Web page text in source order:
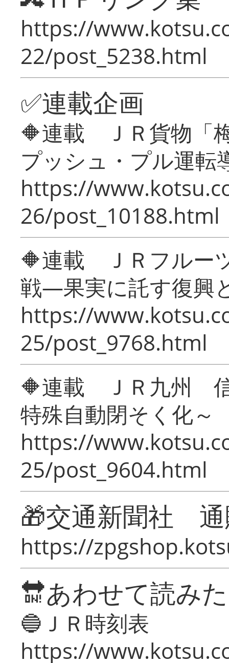
https://
22/post_5238.html
✅連載企画
🔶連載 ＪＲ貨物「
プッシュ・プル運転
https://
26/post_10188.html
🔶連載 ＪＲフルー
戦―果実に託す復興
https://
25/post_9768.html
🔶連載 ＪＲ九州 信
特殊自動閉そく化～
https://
25/post_9604.html
🎁交通新聞社
https://
🔛あわせて読み
🔵ＪＲ時刻表
https://